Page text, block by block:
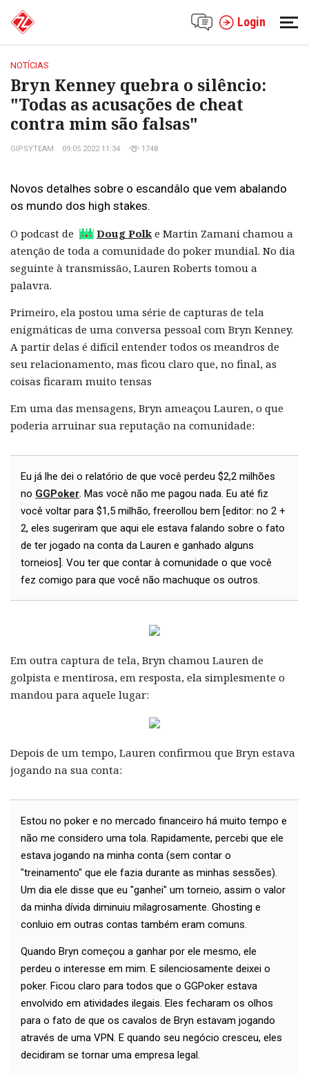
Login
NOTÍCIAS
Bryn Kenney quebra o silêncio:
"Todas as acusações de cheat
contra mim são falsas"
GIPSYTEAM 09.05.2022 11:34 1748
Novos detalhes sobre o escandâlo que vem abalando
os mundo dos high stakes.
O podcast de
Doug Polke Martin Zamani chamou a
atenção de toda a comunidade do poker mundial. No dia
seguinte à transmissão, Lauren Roberts tomou a
palavra.
Primeiro, ela postou uma série de capturas de tela
enigmáticas de uma conversa pessoal com Bryn Kenney.
A partir delas é difícil entender todos os meandros de
seu relacionamento, mas ficou claro que, no final, as
coisas ficaram muito tensas
Em uma das mensagens, Bryn ameaçou Lauren, o que
poderia arruinar sua reputação na comunidade:
Eu já lhe dei o relatório de que você perdeu $2,2 milhões
no GGPoker. Mas você não me pagou nada. Eu até fiz
você voltar para $1,5 milhão, freerollou bem [editor: no 2 +
2, eles sugeriram que aqui ele estava falando sobre o fato
de ter jogado na conta da Lauren e ganhado alguns
torneios]. Vou ter que contar à comunidade o que você
fez comigo para que você não machuque os outros.
Em outra captura de tela, Bryn chamou Lauren de
golpista e mentirosa, em resposta, ela simplesmente o
mandou para aquele lugar:
Depois de um tempo, Lauren confirmou que Bryn estava
jogando na sua conta:
Estou no poker e no mercado financeiro há muito tempo e
não me considero uma tola. Rapidamente, percebi que ele
estava jogando na minha conta (sem contar o
"treinamento" que ele fazia durante as minhas sessões).
Um dia ele disse que eu "ganhei" um torneio, assim o valor
da minha dívida diminuiu milagrosamente. Ghosting e
conluio em outras contas também eram comuns.
Quando Bryn começou a ganhar por ele mesmo, ele
perdeu o interesse em mim. E silenciosamente deixei o
poker. Ficou claro para todos que o GGPoker estava
envolvido em atividades ilegais. Eles fecharam os olhos
para o fato de que os cavalos de Bryn estavam jogando
através de uma VPN. E quando seu negócio cresceu, eles
decidiram se tornar uma empresa legal.